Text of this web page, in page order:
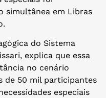
simultânea em Libras
do Sistema
explica que essa
no cenário
de 50 mil participantes
especiais